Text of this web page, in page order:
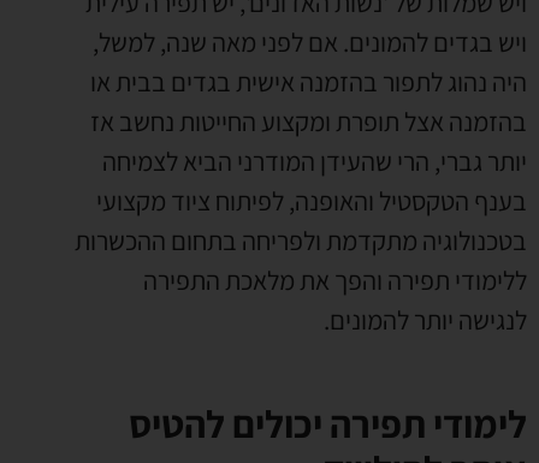
ויש בגדים להמונים. אם לפני מאה שנה, למשל,
היה נהוג לתפור בהזמנה אישית בגדים בבית או
בהזמנה אצל תופרת ומקצוע החייטות נחשב אז
יותר גברי, הרי שהעידן המודרני הביא לצמיחה
בענף הטקסטיל והאופנה, לפיתוח ציוד מקצועי
בטכנולוגיה מתקדמת ולפריחה בתחום ההכשרות
ללימודי תפירה והפך את מלאכת התפירה
לנגישה יותר להמונים.
לימודי תפירה יכולים להטיס